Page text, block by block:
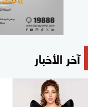
آخر الأخبار